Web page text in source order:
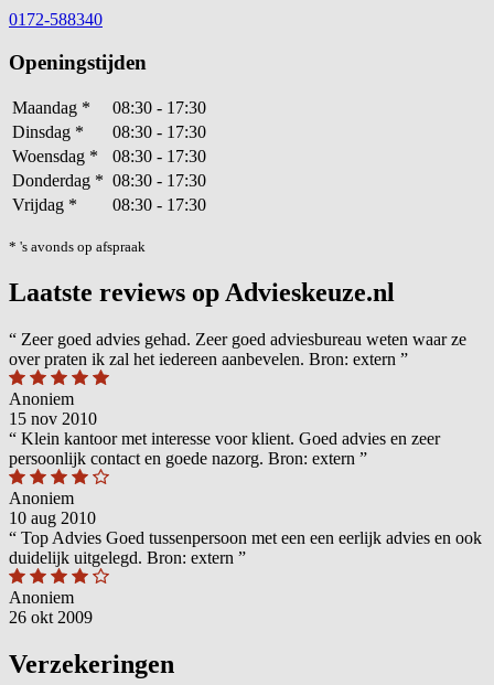
0172-588340
Openingstijden
Maandag *
08:30 - 17:30
Dinsdag *
08:30 - 17:30
Woensdag *
08:30 - 17:30
Donderdag * 08:30 - 17:30
Vrijdag * 08:30 - 17:30
* 's avonds op afspraak
Laatste reviews op Advieskeuze.nl
“ Zeer goed advies gehad. Zeer goed adviesbureau weten waar ze
over praten ik zal het iedereen aanbevelen. Bron: extern ”
Anoniem
15 nov 2010
“ Klein kantoor met interesse voor klient. Goed advies en zeer
persoonlijk contact en goede nazorg. Bron: extern ”
Anoniem
10 aug 2010
“ Top Advies Goed tussenpersoon met een een eerlijk advies en ook
duidelijk uitgelegd. Bron: extern ”
Anoniem
26 okt 2009
Verzekeringen